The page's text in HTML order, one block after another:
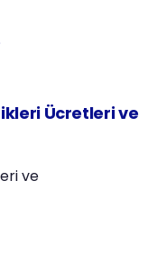
Ücretleri ve
ve